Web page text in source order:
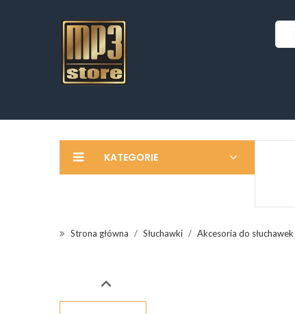
KATEGORIE
Strona główna Słuchawki Akcesoria do słuchawek
